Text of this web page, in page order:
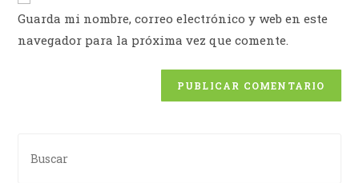
Guarda mi nombre, correo electrónico y web en este
navegador para la próxima vez que comente.